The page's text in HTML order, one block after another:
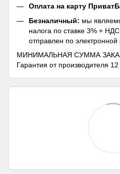
Оплата на карту
Безналичный: мы
налога по ставке 3% +
отправлен по электронной
МИНИМАЛЬНАЯ СУММА
Гарантия от производителя